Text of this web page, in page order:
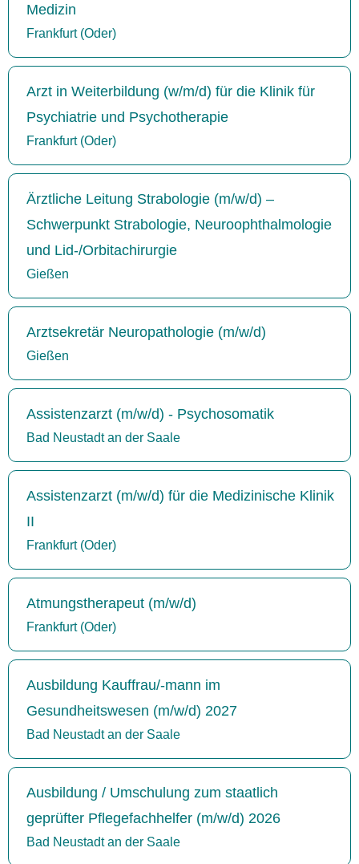
Medizin
Frankfurt (Oder)
Arzt in Weiterbildung (w/m/d) für die Klinik für
Psychiatrie und Psychotherapie
Frankfurt (Oder)
Ärztliche Leitung Strabologie (m/w/d) –
Schwerpunkt Strabologie, Neuroophthalmologie
und Lid-/Orbitachirurgie
Gießen
Arztsekretär Neuropathologie (m/w/d)
Gießen
Assistenzarzt (m/w/d) - Psychosomatik
Bad Neustadt an der Saale
Assistenzarzt (m/w/d) für die Medizinische Klinik
II
Frankfurt (Oder)
Atmungstherapeut (m/w/d)
Frankfurt (Oder)
Ausbildung Kauffrau/-mann im
Gesundheitswesen (m/w/d) 2027
Bad Neustadt an der Saale
Ausbildung / Umschulung zum staatlich
geprüfter Pflegefachhelfer (m/w/d) 2026
Bad Neustadt an der Saale